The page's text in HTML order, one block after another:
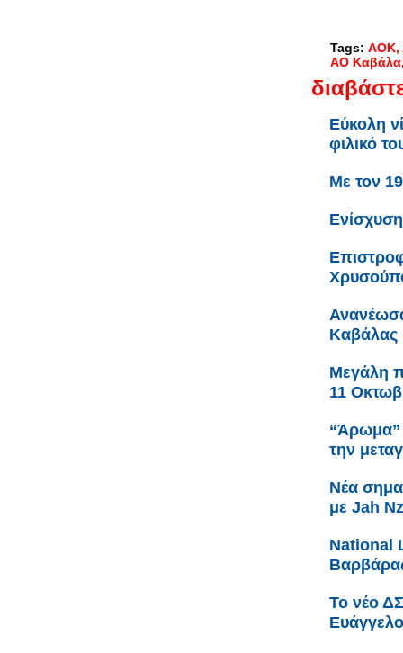
Tags: ΑΟΚ
ΑΟ Καβάλα
Εύκολη
φιλικό
Με τον
Καβάλας
Μεγάλη
11
“Άρωμα”
την
Νέα
με Jah
Νational
Το νέο